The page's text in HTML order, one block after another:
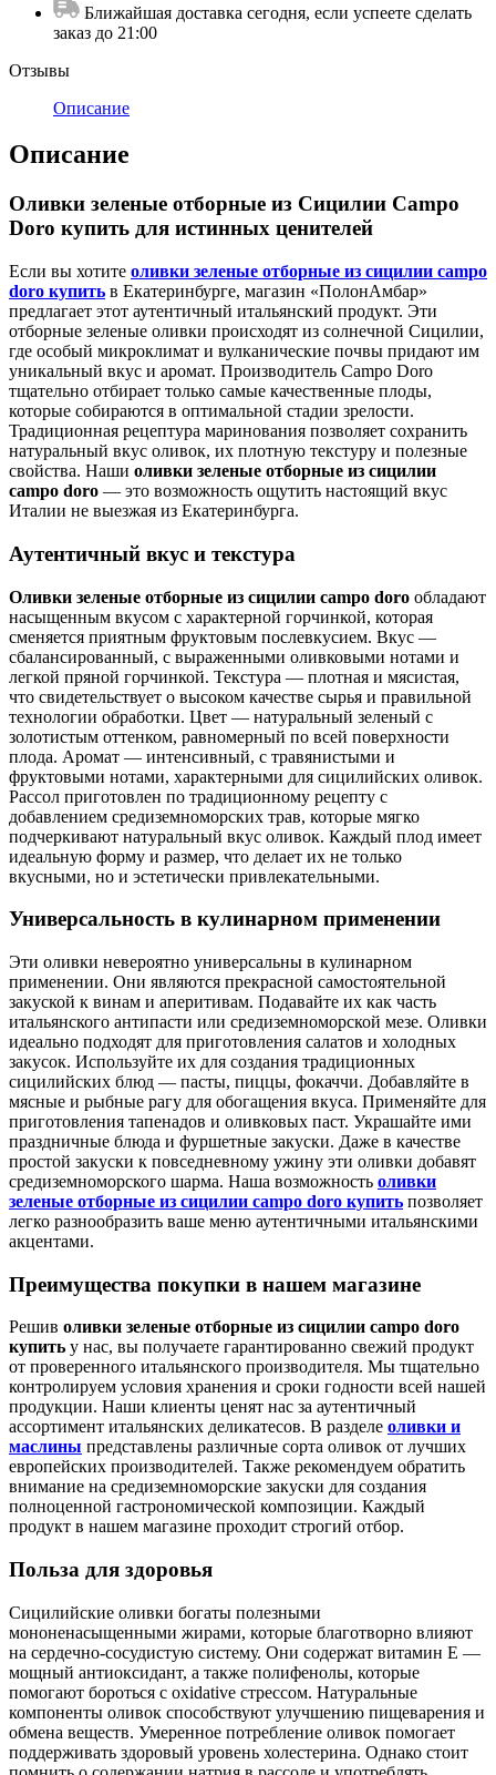
Ближайшая доставка сегодня, если успеете сделать
заказ до 21:00
Отзывы
Описание
Описание
Оливки зеленые отборные из Сицилии Campo
Doro купить для истинных ценителей
Если вы хотите оливки зеленые отборные из сицилии campo
doro купить в Екатеринбурге, магазин «ПолонАмбар»
предлагает этот аутентичный итальянский продукт. Эти
отборные зеленые оливки происходят из солнечной Сицилии,
где особый микроклимат и вулканические почвы придают им
уникальный вкус и аромат. Производитель Campo Doro
тщательно отбирает только самые качественные плоды,
которые собираются в оптимальной стадии зрелости.
Традиционная рецептура маринования позволяет сохранить
натуральный вкус оливок, их плотную текстуру и полезные
свойства. Наши оливки зеленые отборные из сицилии
campo doro — это возможность ощутить настоящий вкус
Италии не выезжая из Екатеринбурга.
Аутентичный вкус и текстура
Оливки зеленые отборные из сицилии campo doro обладают
насыщенным вкусом с характерной горчинкой, которая
сменяется приятным фруктовым послевкусием. Вкус —
сбалансированный, с выраженными оливковыми нотами и
легкой пряной горчинкой. Текстура — плотная и мясистая,
что свидетельствует о высоком качестве сырья и правильной
технологии обработки. Цвет — натуральный зеленый с
золотистым оттенком, равномерный по всей поверхности
плода. Аромат — интенсивный, с травянистыми и
фруктовыми нотами, характерными для сицилийских оливок.
Рассол приготовлен по традиционному рецепту с
добавлением средиземноморских трав, которые мягко
подчеркивают натуральный вкус оливок. Каждый плод имеет
идеальную форму и размер, что делает их не только
вкусными, но и эстетически привлекательными.
Универсальность в кулинарном применении
Эти оливки невероятно универсальны в кулинарном
применении. Они являются прекрасной самостоятельной
закуской к винам и аперитивам. Подавайте их как часть
итальянского антипасти или средиземноморской мезе. Оливки
идеально подходят для приготовления салатов и холодных
закусок. Используйте их для создания традиционных
сицилийских блюд — пасты, пиццы, фокаччи. Добавляйте в
мясные и рыбные рагу для обогащения вкуса. Применяйте для
приготовления тапенадов и оливковых паст. Украшайте ими
праздничные блюда и фуршетные закуски. Даже в качестве
простой закуски к повседневному ужину эти оливки добавят
средиземноморского шарма. Наша возможность оливки
зеленые отборные из сицилии campo doro купить позволяет
легко разнообразить ваше меню аутентичными итальянскими
акцентами.
Преимущества покупки в нашем магазине
Решив оливки зеленые отборные из сицилии campo doro
купить у нас, вы получаете гарантированно свежий продукт
от проверенного итальянского производителя. Мы тщательно
контролируем условия хранения и сроки годности всей нашей
продукции. Наши клиенты ценят нас за аутентичный
ассортимент итальянских деликатесов. В разделе оливки и
маслины представлены различные сорта оливок от лучших
европейских производителей. Также рекомендуем обратить
внимание на средиземноморские закуски для создания
полноценной гастрономической композиции. Каждый
продукт в нашем магазине проходит строгий отбор.
Польза для здоровья
Сицилийские оливки богаты полезными
мононенасыщенными жирами, которые благотворно влияют
на сердечно-сосудистую систему. Они содержат витамин Е —
мощный антиоксидант, а также полифенолы, которые
помогают бороться с oxidative стрессом. Натуральные
компоненты оливок способствуют улучшению пищеварения и
обмена веществ. Умеренное потребление оливок помогает
поддерживать здоровый уровень холестерина. Однако стоит